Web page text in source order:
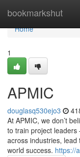
bookmarkshut
Home
Home
1
APMIC
douglasq530ejo3
At APMIC, we don’t
to train project
across industries,
world success. https://